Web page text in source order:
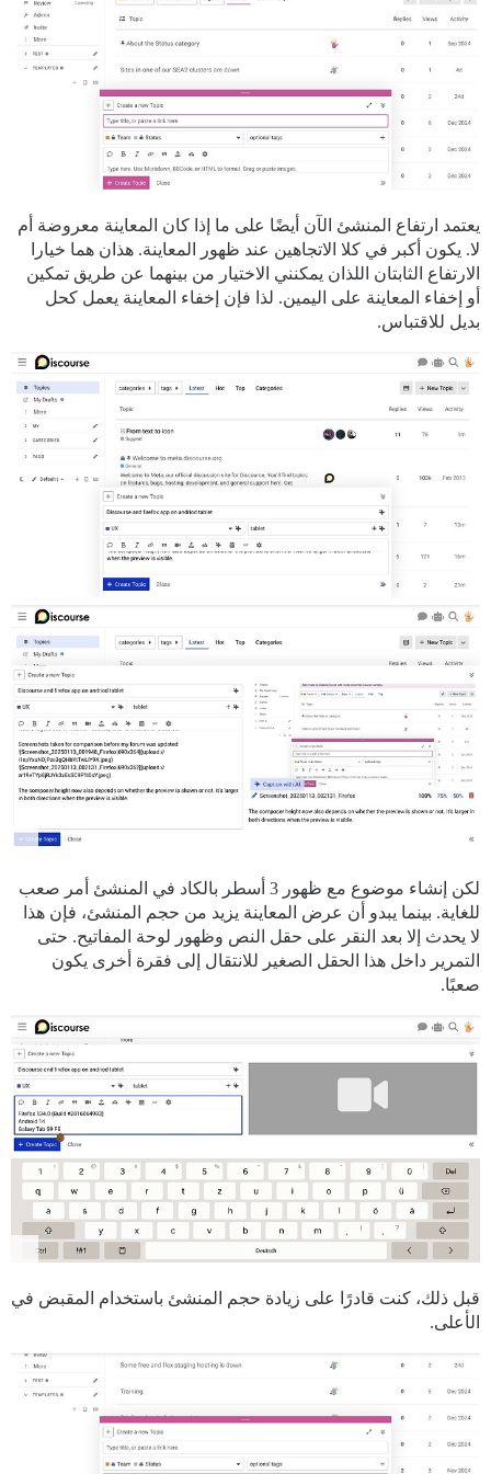
يعتمد ارتفاع المنشئ الآن أيضًا على ما إذا كان المعاينة معروضة أم
لا. يكون أكبر في كلا الاتجاهين عند ظهور المعاينة. هذان هما خيارا
الارتفاع الثابتان اللذان يمكنني الاختيار من بينهما عن طريق تمكين
أو إخفاء المعاينة على اليمين. لذا فإن إخفاء المعاينة يعمل كحل
بديل للاقتباس.
لكن إنشاء موضوع مع ظهور 3 أسطر بالكاد في المنشئ أمر صعب
للغاية. بينما يبدو أن عرض المعاينة يزيد من حجم المنشئ، فإن هذا
لا يحدث إلا بعد النقر على حقل النص وظهور لوحة المفاتيح. حتى
التمرير داخل هذا الحقل الصغير للانتقال إلى فقرة أخرى يكون
صعبًا.
قبل ذلك، كنت قادرًا على زيادة حجم المنشئ باستخدام المقبض في
الأعلى.